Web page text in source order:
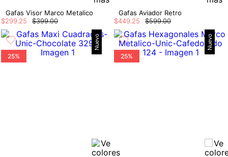
Gafas Visor Marco Metalico
$399.00
$299.25
Gafas Aviador Retro
$599.00
$449.25
Nuevo
25%
Nuevo
25%